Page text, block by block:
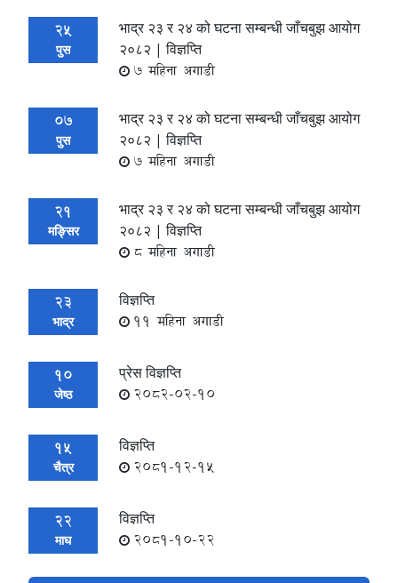
25
पुस
भाद्र २३ र २४ को घटना सम्बन्धी जाँचबुझ आयोग
२०८२ | विज्ञप्ति
7 महिना अगाडी
07
पुस
भाद्र २३ र २४ को घटना सम्बन्धी जाँचबुझ आयोग
२०८२ | विज्ञप्ति
7 महिना अगाडी
21
मङ्सिर
भाद्र २३ र २४ को घटना सम्बन्धी जाँचबुझ आयोग
२०८२ | विज्ञप्ति
8 महिना अगाडी
23
भाद्र
विज्ञप्ति
11 महिना अगाडी
10
जेष्ठ
प्रेस विज्ञप्ति
2082-02-10
15
चैत्र
विज्ञप्ति
2081-12-15
22
माघ
विज्ञप्ति
2081-10-22